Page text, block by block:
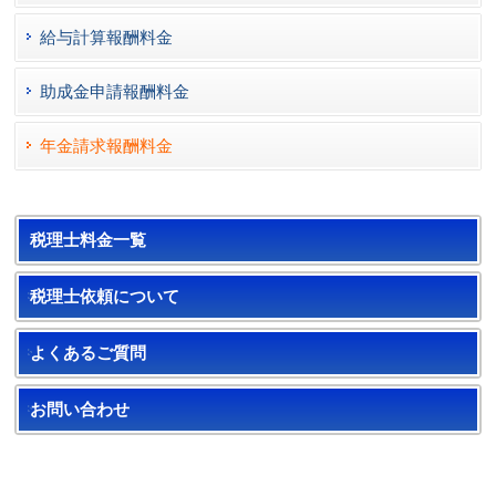
給与計算報酬料金
助成金申請報酬料金
年金請求報酬料金
税理士料金一覧
税理士依頼について
よくあるご質問
お問い合わせ